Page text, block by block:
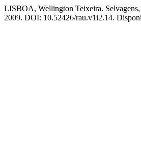
LISBOA, Wellington Teixeira. Selvagens,
2009. DOI: 10.52426/rau.v1i2.14.